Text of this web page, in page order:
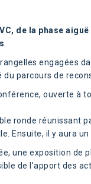
, de la phase aiguë
engagées
parcours de
, ouverte à
ronde réunissant
Ensuite, il y aura
une exposition de
de l’apport des